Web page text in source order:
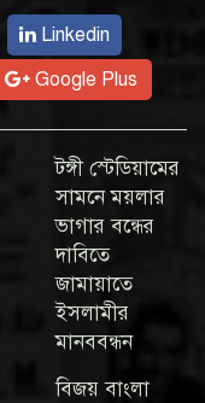
Linkedin
Google Plus
টঙ্গী স্টেডিয়ামের
সামনে ময়লার
ভাগার বন্ধের
দাবিতে
জামায়াতে
ইসলামীর
মানববন্ধন
বিজয় বাংলা